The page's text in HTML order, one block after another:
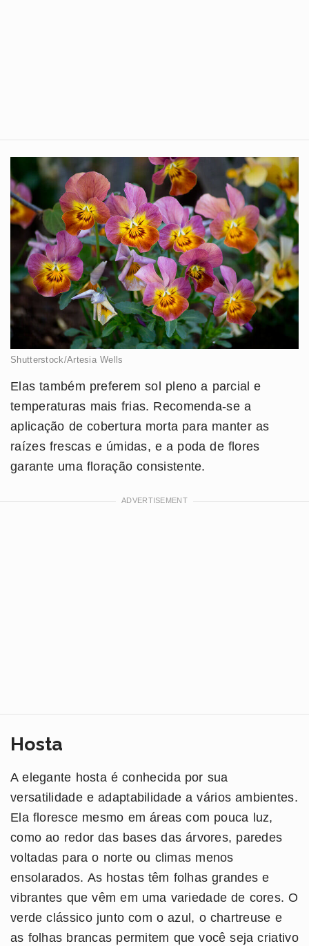
Shutterstock/Artesia Wells
Elas também preferem sol pleno a parcial e
temperaturas mais frias. Recomenda-se a
aplicação de cobertura morta para manter as
raízes frescas e úmidas, e a poda de flores
garante uma floração consistente.
Hosta
A elegante hosta é conhecida por sua
versatilidade e adaptabilidade a vários ambientes.
Ela floresce mesmo em áreas com pouca luz,
como ao redor das bases das árvores, paredes
voltadas para o norte ou climas menos
ensolarados. As hostas têm folhas grandes e
vibrantes que vêm em uma variedade de cores. O
verde clássico junto com o azul, o chartreuse e
as folhas brancas permitem que você seja criativo